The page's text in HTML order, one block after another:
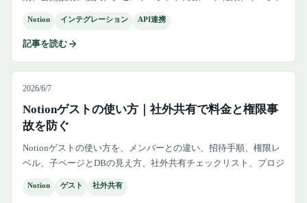
Notion インテグレーション API連携
記事を読む
2026/6/7
Notionゲストの使い方｜社外共有で料金と権限事
故を防ぐ
Notionゲストの使い方を、メンバーとの違い、招待手順、権限レ
ベル、子ページとDBの見え方、社外共有チェックリスト、プロジ
Notion ゲスト 社外共有